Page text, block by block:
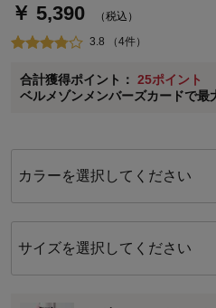
￥ 5,390 （税込）
3.8 （4件）
合計獲得ポイント： 25ポイント
ベルメゾンメンバーズカードで最
通常商品送料無料 返品引取無料
即時入会なら更に500円OFFクー
※メンバーズカードの加算ポイントは
に対して適用されます。
カラーを選択してください
サイズを選択してください